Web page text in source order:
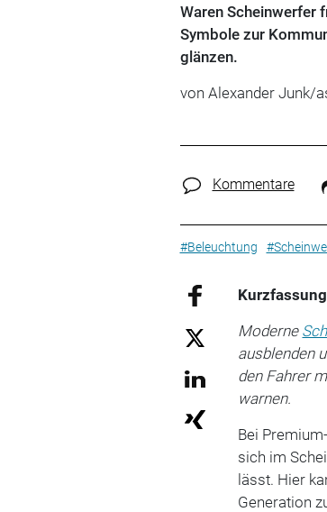
Waren Scheinwerfer
Symbole zur
glänzen.
von Alexander Junk/
Kommentare
#Beleuchtung
Kurzfassung
Moderne
ausblenden
den Fahrer
warnen.
Bei
sich im
lässt. Hier
Generation